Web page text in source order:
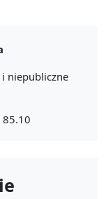
i niepubliczne
85.10